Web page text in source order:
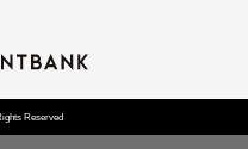
Reserved